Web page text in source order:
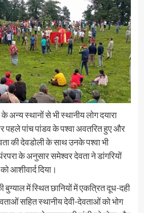
स्थानों से भी स्थानीय लोग दयारा
पहले पांच पांडव के पश्वा अवतरित हुए और
की देवडोली के साथ उनके पश्वा भी
के अनुसार समेश्वर देवता ने डांगरियों
आशीवार्द दिया।
बुग्याल में स्थित छानियों में एकत्रित दूध-दही
सहित स्थानीय देवी-देवताओं को भोग